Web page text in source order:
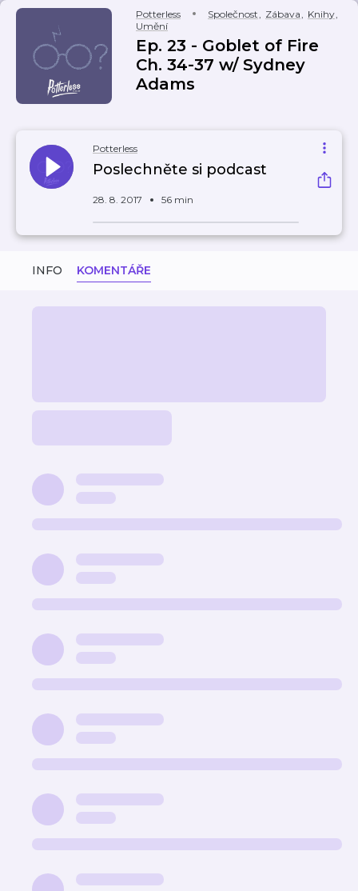
Potterless Společnost, Zábava, Knihy,
Umění
Ep. 23 - Goblet of Fire
Ch. 34-37 w/ Sydney
Adams
Potterless
Poslechněte si podcast
28. 8. 2017 56 min
INFO KOMENTÁŘE